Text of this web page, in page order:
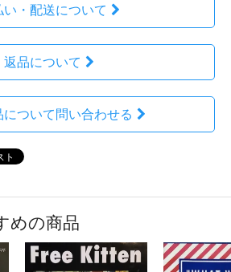
い・配送について
返品について
について問い合わせる
めの商品